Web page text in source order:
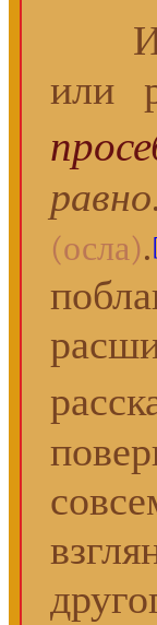
И
или
равно
(осла).